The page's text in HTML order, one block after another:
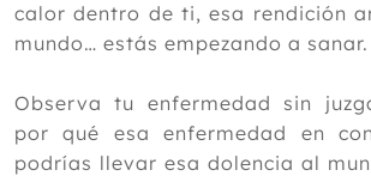
calor dentro de ti, esa rendición
mundo… estás empezando a sanar.
Observa tu enfermedad sin
por qué esa enfermedad en
podrías llevar esa dolencia al